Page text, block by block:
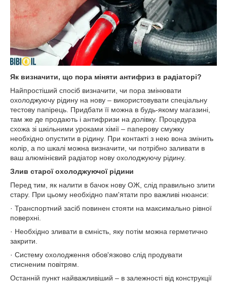
Як визначити, що пора міняти антифриз в радіаторі?
Найпростіший спосіб визначити, чи пора змінювати
охолоджуючу рідину на нову – використовувати спеціальну
тестову папірець. Придбати її можна в будь-якому магазині,
там же де продають і антифризи на долівку. Процедура
схожа зі шкільними уроками хімії – паперову смужку
необхідно опустити в рідину. При контакті з нею вона змінить
колір, а по шкалі можна визначити, чи потрібно заливати в
ваш алюмінієвий радіатор нову охолоджуючу рідину.
Злив старої охолоджуючої рідини
Перед тим, як налити в бачок нову ОЖ, слід правильно злити
стару. При цьому необхідно пам'ятати про важливі нюанси:
· Транспортний засіб повинен стояти на максимально рівної
поверхні.
· Необхідно зливати в ємність, яку потім можна герметично
закрити.
· Систему охолодження обов'язково слід продувати
стисненим повітрям.
Останній пункт найважливіший – в залежності від конструкції